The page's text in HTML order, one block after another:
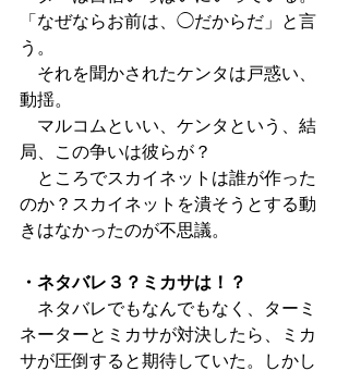
「なぜならお前は、◯だからだ」と言
う。
それを聞かされたケンタは戸惑い、
動揺。
マルコムといい、ケンタという、結
局、この争いは彼らが？
ところでスカイネットは誰が作った
のか？スカイネットを潰そうとする動
きはなかったのが不思議。
・ネタバレ３？ミカサは！？
ネタバレでもなんでもなく、ターミ
ネーターとミカサが対決したら、ミカ
サが圧倒すると期待していた。しかし